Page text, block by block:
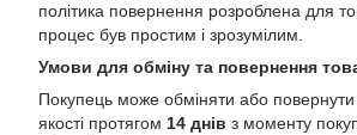
політика повернення розроблена для
процес був простим і зрозумілим.
Умови для обміну та повернення
Покупець може обміняти або
якості протягом 14 днів з моменту